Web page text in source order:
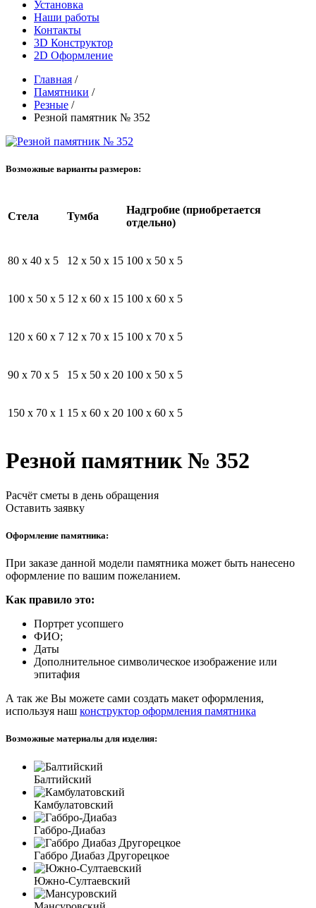
Установка
Наши работы
Контакты
3D Конструктор
2D Оформление
Главная /
Памятники /
Резные /
Резной памятник № 352
Возможные варианты размеров:
Стела Тумба
Надгробие (приобретается
отдельно)
80 x 40 x 5 12 x 50 x 15 100 x 50 x 5
100 x 50 x 5 12 x 60 x 15 100 x 60 x 5
120 x 60 x 7 12 x 70 x 15 100 x 70 x 5
90 x 70 x 5 15 x 50 x 20 100 x 50 x 5
150 x 70 x 1 15 x 60 x 20 100 x 60 x 5
Резной памятник № 352
Расчёт сметы в день обращения
Оставить заявку
Оформление памятника:
При заказе данной модели памятника может быть нанесено
оформление по вашим пожеланием.
Как правило это:
Портрет усопшего
ФИО;
Даты
Дополнительное символическое изображение или
эпитафия
А так же Вы можете сами создать макет оформления,
используя наш конструктор оформления памятника
Возможные материалы для изделия:
Балтийский
Камбулатовский
Габбро-Диабаз
Габбро Диабаз Другорецкое
Южно-Султаевский